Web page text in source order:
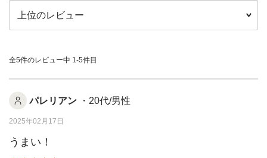
全5件のレビュー中 1-5件目
パレリアン ・20代/男性
2025年02月17日
うまい！